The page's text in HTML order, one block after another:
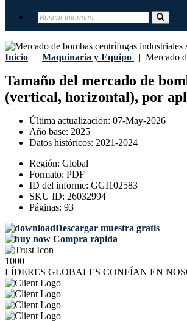
Inicio | Maquinaria y Equipo | Mercado
Tamaño del mercado de
(vertical, horizontal), por
Última actualización: 07-May-2026
Año base: 2025
Datos históricos: 2021-2024
Región: Global
Formato: PDF
ID del informe: GGI102583
SKU ID: 26032994
Páginas: 93
Descargar muestra gratis
Compra rápida
1000+
LÍDERES GLOBALES CONFÍAN EN